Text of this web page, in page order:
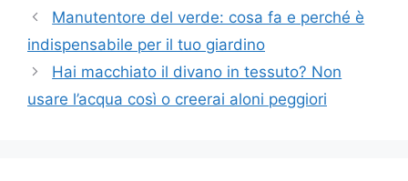
Manutentore del verde: cosa fa e perché è
indispensabile per il tuo giardino
Hai macchiato il divano in tessuto? Non
usare l’acqua così o creerai aloni peggiori